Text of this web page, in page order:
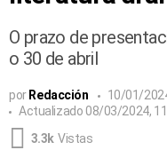
O prazo de
o 30 de abril
por Redacción
10/01/
Actualizado 08/03/2024,
3.3k Vistas